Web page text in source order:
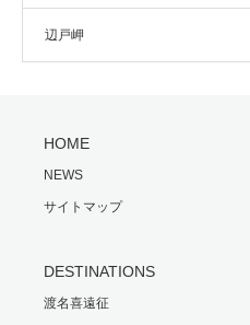
辺戸岬
HOME
NEWS
サイトマップ
DESTINATIONS
渡名喜遠征